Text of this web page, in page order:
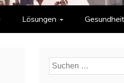
Lösungen Gesundheit
Suchen
nach: